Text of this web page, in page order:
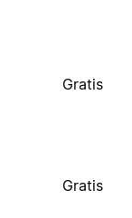
Gratis
Gratis